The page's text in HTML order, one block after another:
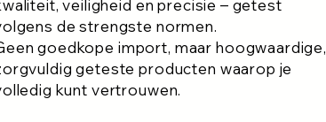
veiligheid en precisie – getest
de strengste normen.
goedkope import, maar hoogwaardige,
geteste producten waarop je
kunt vertrouwen.